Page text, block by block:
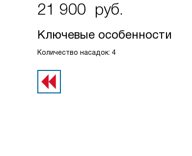
21 900 руб.
Ключевые особенности
Количество насадок: 4